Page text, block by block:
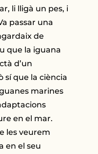
li lligà un pes, i
passar una
de
que la iguana
d’un
sí que la ciència
marines
en el mar.
les veurem
en el seu